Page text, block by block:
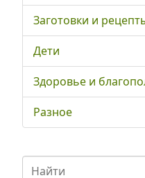
Заготовки и
Дети
Здоровье и
Разное